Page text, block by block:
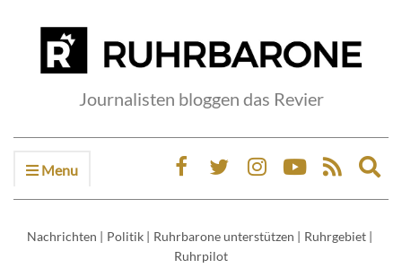
Journalisten bloggen das Revier
Menu
Nachrichten | Politik | Ruhrbarone unterstützen | Ruhrgebiet |
Ruhrpilot